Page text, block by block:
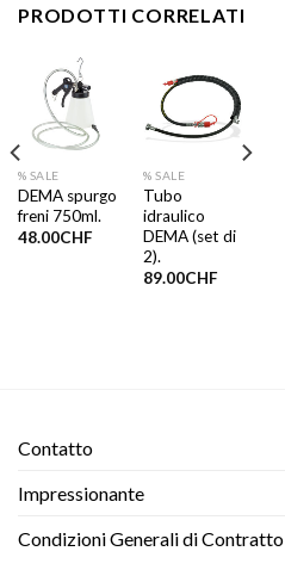
PRODOTTI CORRELATI
% SALE
DEMA spurgo
freni 750ml.
48.00CHF
% SALE
Tubo
idraulico
DEMA (set di
2).
89.00CHF
Contatto​
Impressionante
Condizioni Generali di Contratto